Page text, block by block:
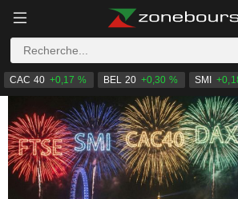
CAC 40 +0,17 % BEL 20 +0,30 % SMI